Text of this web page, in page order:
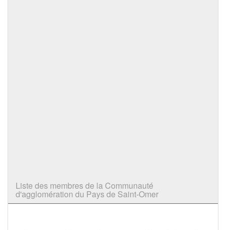
Liste des membres de la Communauté
d'agglomération du Pays de Saint-Omer